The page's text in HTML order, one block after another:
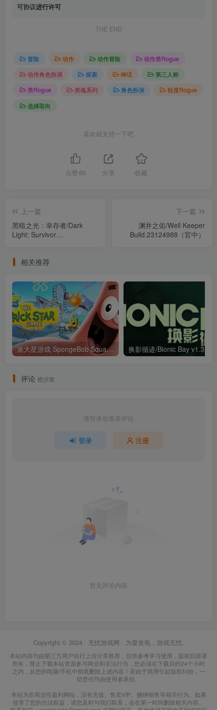
可协议进行许可
THE END
冒险 动作 动作冒险
动作类Rogue
动作角色扮演
探索 神话
第三人称
类Rogue
类魂系列 角色扮演
轻度Rogue
选择取向
喜欢就支持一下吧
点赞 60 分享 收藏
上一篇
黑暗之光：幸存者/Dark
Light: Survivor
下一篇
渊井之佑/Well Keeper
Build.23124988（官中）
相关推荐
派大星游戏 SpongeBob SquarePants™ （官中）
评论 抢沙发
请登录后发表评论
登录 注册
暂无评论内容
Copyright © 2024 · 无忧游戏网 · 为爱发电，游戏无忧.
本站内容均由第三方用户自行上传分享推荐，仅供参考学习使用，版权归原著
所有，禁止下载本站资源参与商业和非法行为，您必须在下载后的24个小时
之内，从您的电脑/手机中彻底删除上述内容！若由于商用引起版权纠纷，一
切责任均由使用者承担。
本站为非商业性盈利网站，没有充值、售卖VIP、捆绑销售等相关行为。如果
侵害了您的合法权益，请您及时与我们联系，会在第一时间删除相关内容。